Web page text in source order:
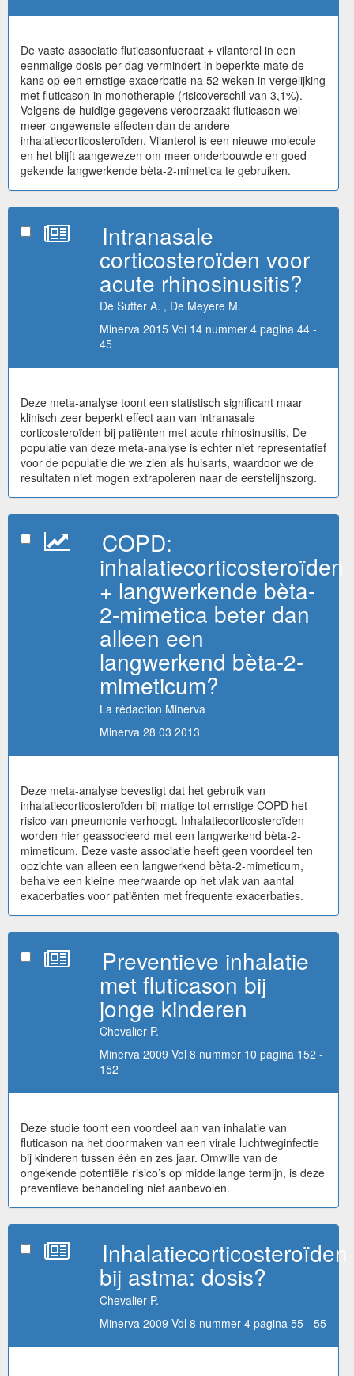
De vaste associatie fluticasonfuoraat + vilanterol in een
eenmalige dosis per dag vermindert in beperkte mate de
kans op een ernstige exacerbatie na 52 weken in vergelijking
met fluticason in monotherapie (risicoverschil van 3,1%).
Volgens de huidige gegevens veroorzaakt fluticason wel
meer ongewenste effecten dan de andere
inhalatiecorticosteroïden. Vilanterol is een nieuwe molecule
en het blijft aangewezen om meer onderbouwde en goed
gekende langwerkende bèta-2-mimetica te gebruiken.
Intranasale
corticosteroïden voor
acute rhinosinusitis?
De Sutter A. , De Meyere M.
Minerva 2015 Vol 14 nummer 4 pagina 44 -
45
Deze meta-analyse toont een statistisch significant maar
klinisch zeer beperkt effect aan van intranasale
corticosteroïden bij patiënten met acute rhinosinusitis. De
populatie van deze meta-analyse is echter niet representatief
voor de populatie die we zien als huisarts, waardoor we de
resultaten niet mogen extrapoleren naar de eerstelijnszorg.
COPD:
inhalatiecorticosteroïden
+ langwerkende bèta-
2-mimetica beter dan
alleen een
langwerkend bèta-2-
mimeticum?
La rédaction Minerva
Minerva 28 03 2013
Deze meta-analyse bevestigt dat het gebruik van
inhalatiecorticosteroïden bij matige tot ernstige COPD het
risico van pneumonie verhoogt. Inhalatiecorticosteroïden
worden hier geassocieerd met een langwerkend bèta-2-
mimeticum. Deze vaste associatie heeft geen voordeel ten
opzichte van alleen een langwerkend bèta-2-mimeticum,
behalve een kleine meerwaarde op het vlak van aantal
exacerbaties voor patiënten met frequente exacerbaties.
Preventieve inhalatie
met fluticason bij
jonge kinderen
Chevalier P.
Minerva 2009 Vol 8 nummer 10 pagina 152 -
152
Deze studie toont een voordeel aan van inhalatie van
fluticason na het doormaken van een virale luchtweginfectie
bij kinderen tussen één en zes jaar. Omwille van de
ongekende potentiële risico’s op middellange termijn, is deze
preventieve behandeling niet aanbevolen.
Inhalatiecorticosteroïden
bij astma: dosis?
Chevalier P.
Minerva 2009 Vol 8 nummer 4 pagina 55 - 55